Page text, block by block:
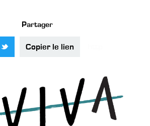
Partager
Copier le lien